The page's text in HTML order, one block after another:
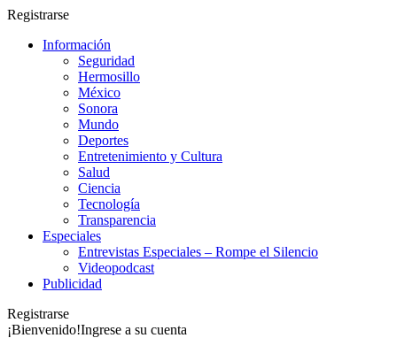
Registrarse
Información
Seguridad
Hermosillo
México
Sonora
Mundo
Deportes
Entretenimiento y Cultura
Salud
Ciencia
Tecnología
Transparencia
Especiales
Entrevistas Especiales – Rompe el Silencio
Videopodcast
Publicidad
Registrarse
¡Bienvenido!Ingrese a su cuenta